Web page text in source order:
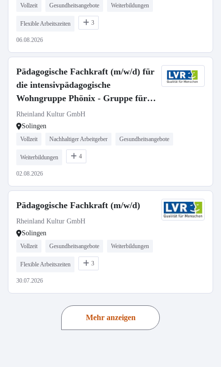
Vollzeit Gesundheitsangebote Weiterbildungen
Flexible Arbeitszeiten 3
06.08.2026
Pädagogische Fachkraft (m/w/d) für
die intensivpädagogische
Wohngruppe Phönix - Gruppe für
sexuell übergriffige Jungen im Alter
ab 12 Jahren
Rheinland Kultur GmbH
Solingen
Vollzeit Nachhaltiger Arbeitgeber Gesundheitsangebote
Weiterbildungen 4
02.08.2026
Pädagogische Fachkraft (m/w/d)
Rheinland Kultur GmbH
Solingen
Vollzeit Gesundheitsangebote Weiterbildungen
Flexible Arbeitszeiten 3
30.07.2026
Mehr anzeigen